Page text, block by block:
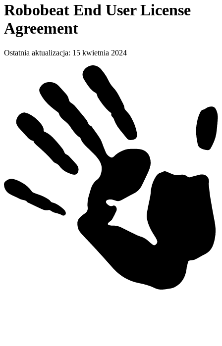
Robobeat End User License
Agreement
Ostatnia aktualizacja: 15 kwietnia 2024